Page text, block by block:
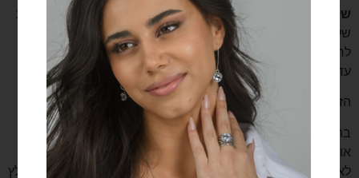
שליח עד הבית
– בעלות 35 ש”ח, בהזמנה מעל 199 ש”ח עלות
של 19 ש”ח וחינם בהזמנה מעל 399 ש”ח.
לרוב מהיום למחר אך לא יותר מ 3 ימי עסקים, ישובים חריגים
עד 5 ימי עסקים.
הזמנות שהתקבלו עד השעה 9:00 יטופלו באותו יום.
בהזמנת שליח עד הבית, השליח ייצור עמך קשר בהודעת SMS
או בטלפון על מנת לתאם את הגעתו, לכן מומלץ להיות זמינים
לאחר ההזמנה באתר. שעות המשלוחים הן 8:00 – 17:00. מומלץ